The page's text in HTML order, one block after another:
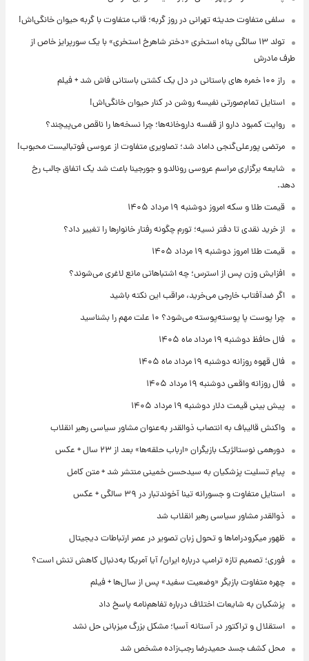
سلفی متفاوت حدیثه تهرانی در روز گربه؛ قاب متفاوت با گربه حیوان خانگی‌اش!
تولد ۱۳ سالگی پناه استخری «دختر شاهرخ استخری» با یک سورپرایز خاص از
طرف مادرش
راز ۱۰۰ خمره های باستانی در دل یک کشتی باستانی فاش شد + فیلم
استایل تمام‌صورتی نفیسه روشن در کنار حیوان خانگی‌اش!
روایت کمبود دارو از قفسه داروخانه‌ها؛ چرا نسخه‌ها را ناقص می‌پیچند؟
مرتضی پورعلی‌گنجی داماد شد؛ تصاویری متفاوت از عروسی فوتبالیست محبوب!
شایعه برگزاری مراسم عروسی رونالدو و جورجینا باعث شد یک اتفاق جالب رخ
دهد.
قیمت طلا و سکه امروز دوشنبه ۱۹ مرداد ۱۴۰۵
از خرید نقدی تا دفتر نسیه؛ تورم چگونه رفتار خانوارها را تغییر داد؟
قیمت طلا امروز دوشنبه ۱۹ مرداد ۱۴۰۵
افزایش وزن پس از استرس؛ چه اشتباهاتی مانع لاغری می‌شوند؟
اگر ضدآفتاب خارجی می‌خرید، مراقب این نکته باشید
چرا پوست پا پوسته‌پوسته می‌شود؟ ۱۰ علت مهم را بشناسید
فال حافظ دوشنبه ۱۹ مرداد ماه ۱۴۰۵
فال قهوه روزانه دوشنبه ۱۹ مرداد ماه ۱۴۰۵
فال روزانه واقعی دوشنبه ۱۹ مرداد ۱۴۰۵
پیش‌ بینی قیمت دلار دوشنبه ۱۹ مرداد ۱۴۰۵
واکنش قالیباف به انتصاب ذوالقدر به‌عنوان مشاور سیاسی رهبر انقلاب
دورهمی نوستالژیک بازیگران «ارباب حلقه‌ها» بعد از ۲۳ سال + عکس
پیام تسلیت پزشکیان به سیدحسن خمینی منتشر شد + متن کامل
استایل متفاوت و جسورانه تینا آخوندتبار در ۳۹ سالگی + عکس
ذوالقدر مشاور سیاسی رهبر انقلاب شد
ظهور میکرودراماها و تحول زبان تصویر در عصر ارتباطات دیجیتال
فوری؛ تصمیم تازه ترامپ درباره ایران/ آیا آمریکا به‌دنبال کاهش تنش است؟
چهره متفاوت بازیگر «وضعیت سفید» پس از سال‌ها + فیلم
پزشکیان به شایعات اختلاف درباره تفاهم‌نامه پاسخ داد
استقلال و تراکتور در آستانه آسیا؛ مشکل بزرگ میزبانی حل نشد
محل کشف جسد حمیدرضا رجب‌زاده مشخص شد